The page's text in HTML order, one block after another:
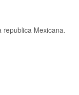
republica Mexicana.